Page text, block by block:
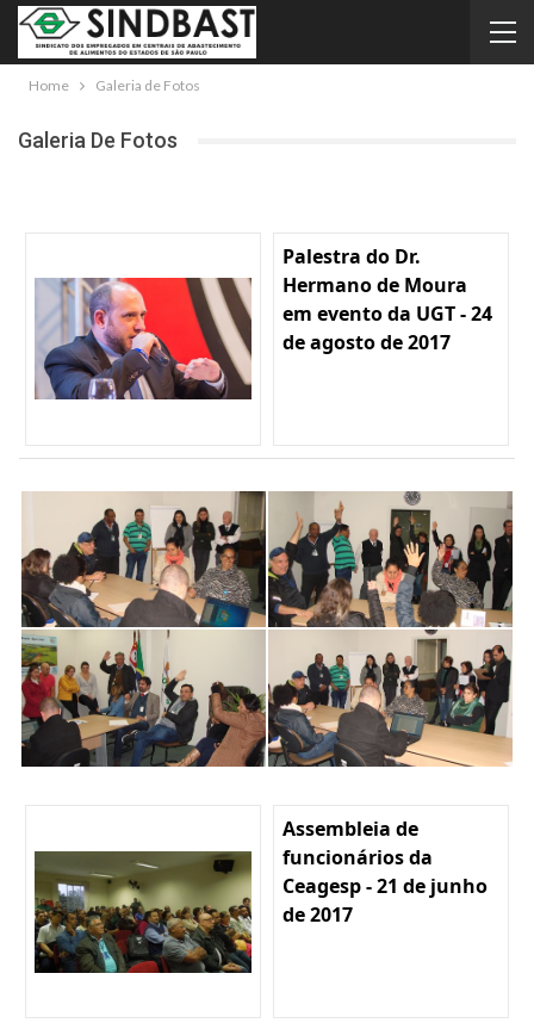
Home Galeria de Fotos
Galeria De Fotos
Palestra do Dr.
Hermano de Moura
em evento da UGT - 24
de agosto de 2017
Assembleia de
funcionários da
Ceagesp - 21 de junho
de 2017